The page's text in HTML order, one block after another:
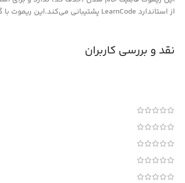
از استاندارد LearnCode پشتیبانی می‌کند.این ریموت با گیرنده‌های کدلرن 315MHz مانند مدل‌های RXC6 و RX480 سازگار است.
نقد و بررسی کاربران